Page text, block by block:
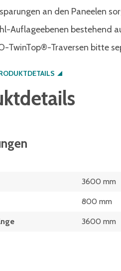
an den Paneelen
Auflageebenen bestehend
TwinTop®-Traversen bitte
3600 mm
800 mm
3600 mm